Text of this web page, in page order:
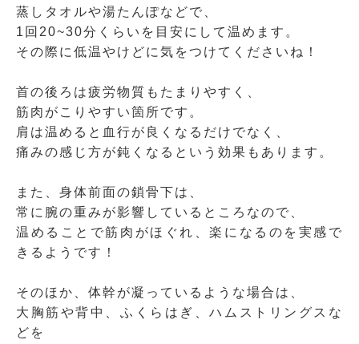
蒸しタオルや湯たんぽなどで、
1回20~30分くらいを目安にして温めます。
その際に低温やけどに気をつけてくださいね！
首の後ろは疲労物質もたまりやすく、
筋肉がこりやすい箇所です。
肩は温めると血行が良くなるだけでなく、
痛みの感じ方が鈍くなるという効果もあります。
また、身体前面の鎖骨下は、
常に腕の重みが影響しているところなので、
温めることで筋肉がほぐれ、楽になるのを実感で
きるようです！
そのほか、体幹が凝っているような場合は、
大胸筋や背中、ふくらはぎ、ハムストリングスな
どを